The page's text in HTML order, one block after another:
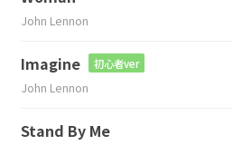
John Lennon
Imagine 初心者ver
John Lennon
Stand By Me